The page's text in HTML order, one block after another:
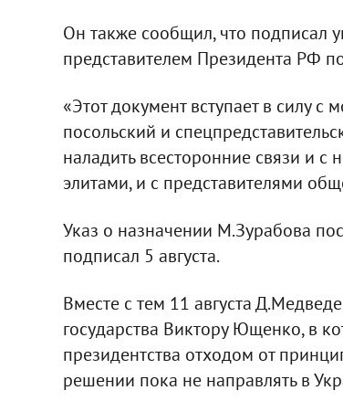
Он также сообщил, что подписал
представителем Президента РФ
«Этот документ вступает в силу с
посольский и
наладить всесторонние связи и
элитами, и с представителями
Указ о назначении М.Зурабова
подписал 5 августа.
Вместе с тем 11 августа
государства Виктору Ющенко, в
президентства отходом от
решении пока не направлять в